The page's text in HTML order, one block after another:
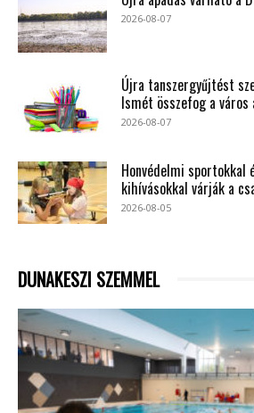
2026-08-07
Újra tanszergyűjtést
Ismét összefog a város
2026-08-07
Honvédelmi sportokkal
kihívásokkal várják a
2026-08-05
DUNAKESZI SZEMMEL